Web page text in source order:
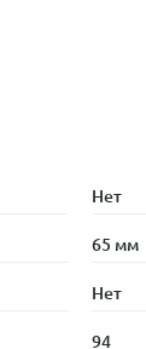
Нет
65 мм
Нет
94